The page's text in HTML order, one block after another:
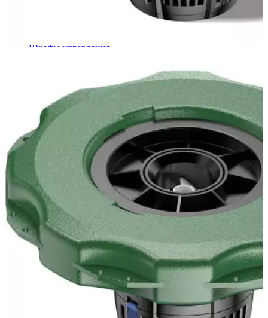
Шкафы управления
Подводные светильники
Закладные детали
Насосы
Системы фильтрации
Электрооборудование
Плавающие фонтаны
Пешеходные модули
Корзина